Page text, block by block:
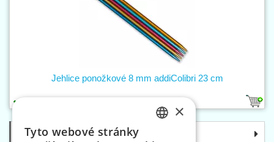
Jehlice ponožkové 8 mm addiColibri 23 cm
Kategorie
×
Tyto webové stránky